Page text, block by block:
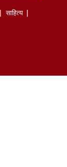
साहित्‍य